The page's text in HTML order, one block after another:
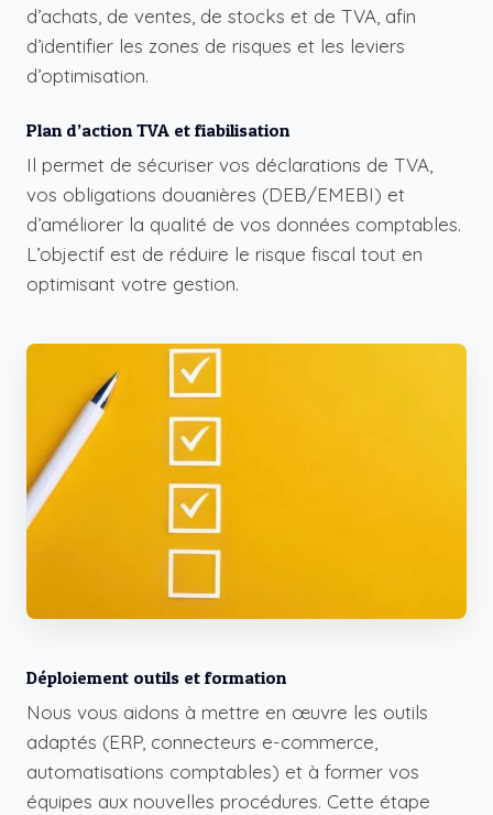
d’achats, de ventes, de stocks et de TVA, afin
d’identifier les zones de risques et les leviers
d’optimisation.
Plan d’action TVA et fiabilisation
Il permet de sécuriser vos déclarations de TVA,
vos obligations douanières (DEB/EMEBI) et
d’améliorer la qualité de vos données comptables.
L’objectif est de réduire le risque fiscal tout en
optimisant votre gestion.
Déploiement outils et formation
Nous vous aidons à mettre en œuvre les outils
adaptés (ERP, connecteurs e-commerce,
automatisations comptables) et à former vos
équipes aux nouvelles procédures. Cette étape